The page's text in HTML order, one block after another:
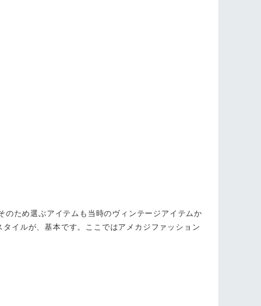
ため選ぶアイテムも当時のヴィンテージアイテムか
イルが、基本です。ここではアメカジファッション